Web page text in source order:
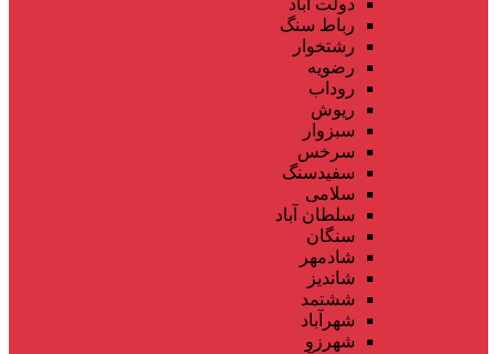
رباط سنگ
رشتخوار
رضویه
روداب
ریوش
سبزوار
سرخس
سفیدسنگ
سلامی
سلطان آباد
سنگان
شادمهر
شاندیز
ششتمد
شهرآباد
شهرزو